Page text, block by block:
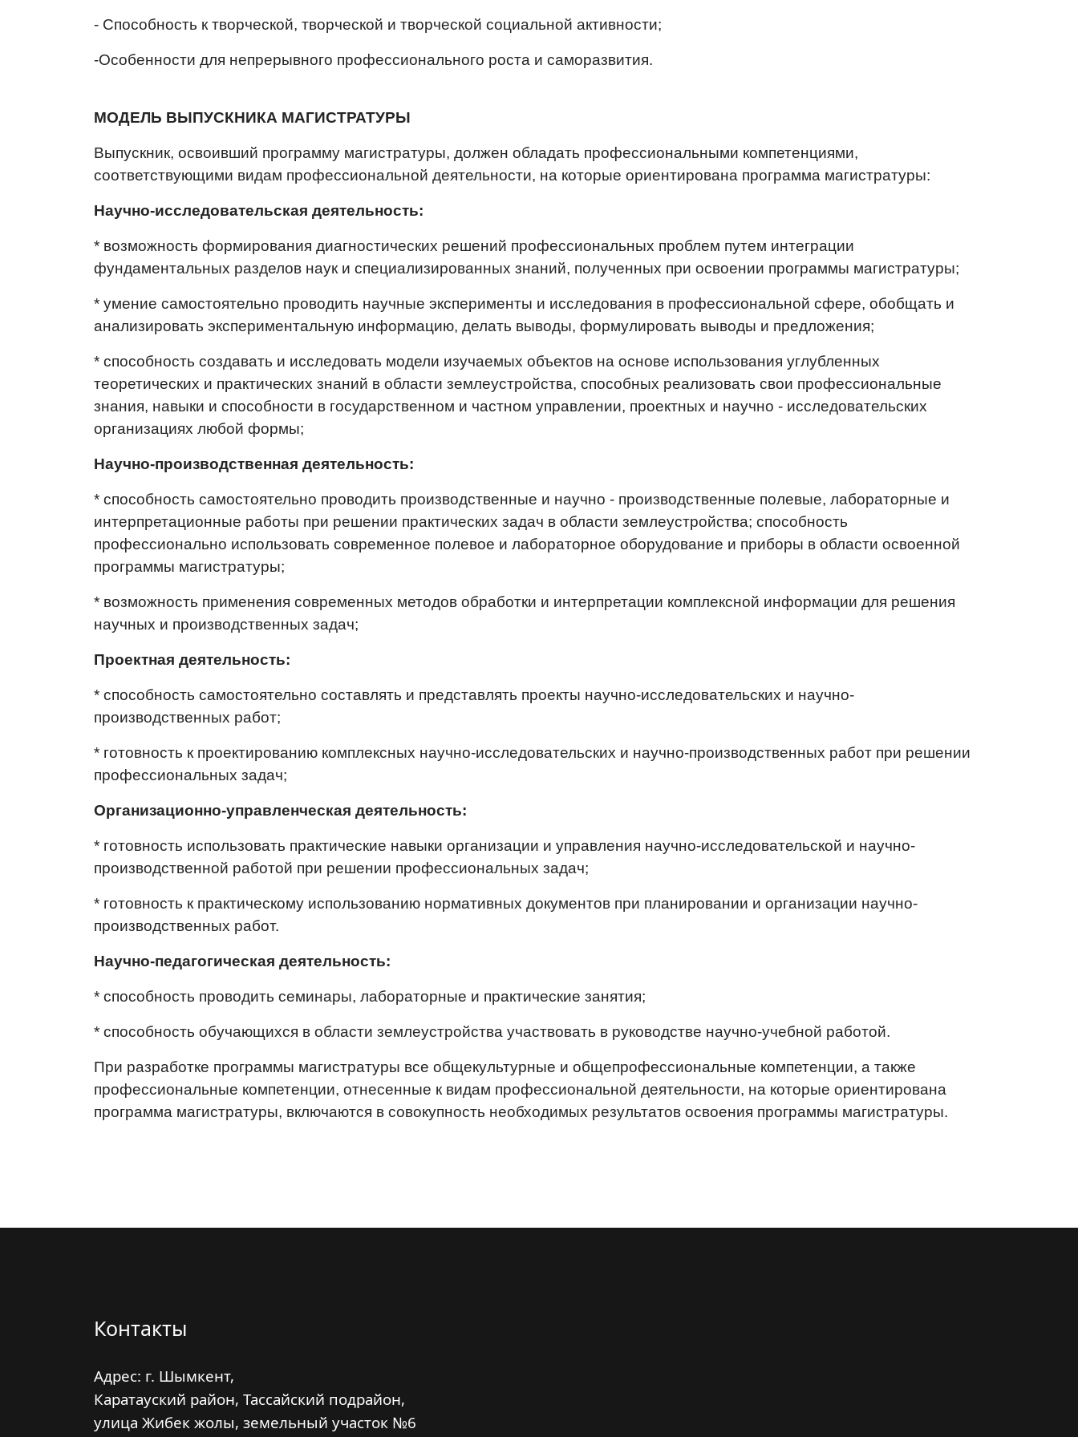
- Способность к творческой, творческой и творческой социальной активности;
-Особенности для непрерывного профессионального роста и саморазвития.
МОДЕЛЬ ВЫПУСКНИКА МАГИСТРАТУРЫ
Выпускник, освоивший программу магистратуры, должен обладать профессиональными компетенциями,
соответствующими видам профессиональной деятельности, на которые ориентирована программа магистратуры:
Научно-исследовательская деятельность:
* возможность формирования диагностических решений профессиональных проблем путем интеграции
фундаментальных разделов наук и специализированных знаний, полученных при освоении программы магистратуры;
* умение самостоятельно проводить научные эксперименты и исследования в профессиональной сфере, обобщать и
анализировать экспериментальную информацию, делать выводы, формулировать выводы и предложения;
* способность создавать и исследовать модели изучаемых объектов на основе использования углубленных
теоретических и практических знаний в области землеустройства, способных реализовать свои профессиональные
знания, навыки и способности в государственном и частном управлении, проектных и научно - исследовательских
организациях любой формы;
Научно-производственная деятельность:
* способность самостоятельно проводить производственные и научно - производственные полевые, лабораторные и
интерпретационные работы при решении практических задач в области землеустройства; способность
профессионально использовать современное полевое и лабораторное оборудование и приборы в области освоенной
программы магистратуры;
* возможность применения современных методов обработки и интерпретации комплексной информации для решения
научных и производственных задач;
Проектная деятельность:
* способность самостоятельно составлять и представлять проекты научно-исследовательских и научно-
производственных работ;
* готовность к проектированию комплексных научно-исследовательских и научно-производственных работ при решении
профессиональных задач;
Организационно-управленческая деятельность:
* готовность использовать практические навыки организации и управления научно-исследовательской и научно-
производственной работой при решении профессиональных задач;
* готовность к практическому использованию нормативных документов при планировании и организации научно-
производственных работ.
Научно-педагогическая деятельность:
* способность проводить семинары, лабораторные и практические занятия;
* способность обучающихся в области землеустройства участвовать в руководстве научно-учебной работой.
При разработке программы магистратуры все общекультурные и общепрофессиональные компетенции, а также
профессиональные компетенции, отнесенные к видам профессиональной деятельности, на которые ориентирована
программа магистратуры, включаются в совокупность необходимых результатов освоения программы магистратуры.
Контакты
Адрес: г. Шымкент,
Каратауский район, Тассайский подрайон,
улица Жибек жолы, земельный участок №6